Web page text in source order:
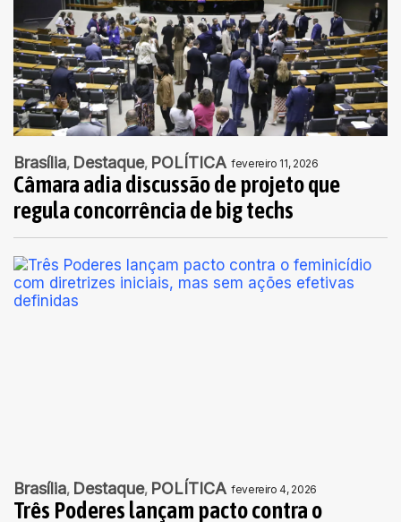
Brasília Destaque POLÍTICA fevereiro 11, 2026
Câmara adia discussão de projeto que
regula concorrência de big techs
Brasília Destaque POLÍTICA fevereiro 4, 2026
Três Poderes lançam pacto contra o